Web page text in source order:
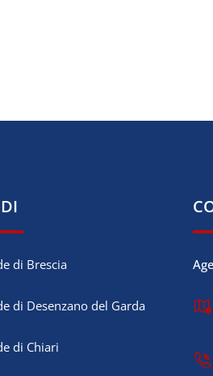
di Brescia
di Desenzano del Garda
di Chiari